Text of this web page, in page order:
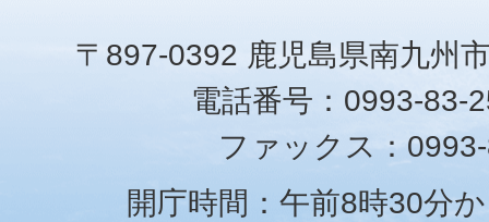
〒897-0392 鹿児島県南九州
電話番号：0993-83-
ファックス：
開庁時間：午前8時30分